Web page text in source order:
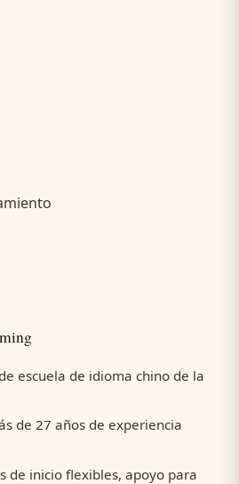
escuela de idioma chino de la
de 27 años de experiencia
de inicio flexibles, apoyo para